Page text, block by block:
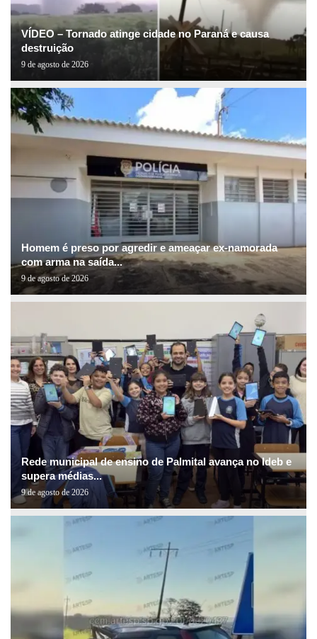
VÍDEO – Tornado atinge cidade no Paraná e causa
destruição
9 de agosto de 2026
Homem é preso por agredir e ameaçar ex-namorada
com arma na saída...
9 de agosto de 2026
Rede municipal de ensino de Palmital avança no Ideb e
supera médias...
9 de agosto de 2026